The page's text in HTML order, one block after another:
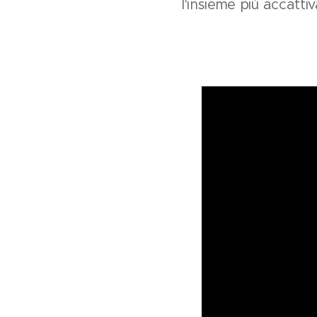
l'insieme più